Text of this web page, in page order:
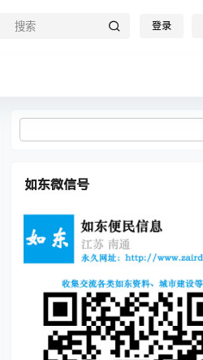
登录
如东微信号